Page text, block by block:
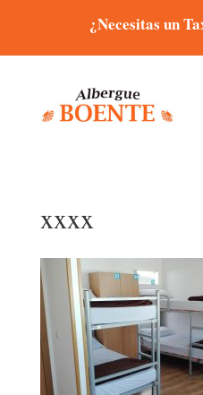
¿Necesitas un
xxxx